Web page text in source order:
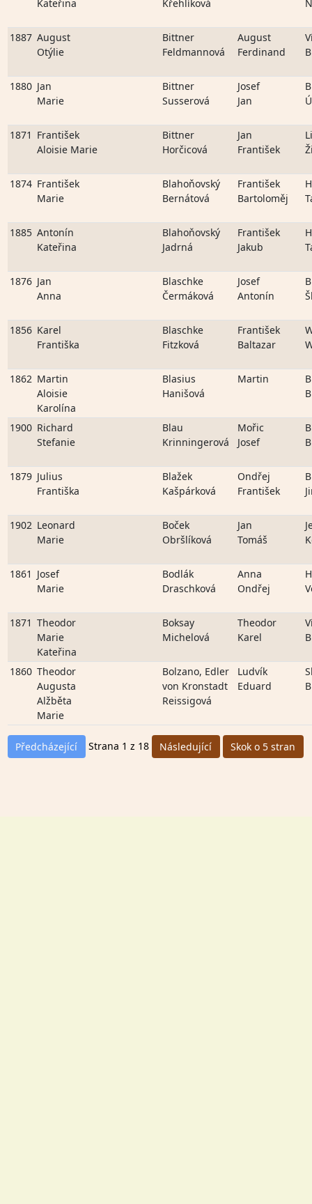
Kateřina Křehlíková
1887 August
Otýlie
Bittner
Feldmannová
August
Ferdinand
1880 Jan
Marie
Bittner
Susserová
Josef
Jan
1871 František
Aloisie Marie
Bittner
Horčicová
Jan
František
1874 František
Marie
Blahoňovský
Bernátová
František
Bartoloměj
1885 Antonín
Kateřina
Blahoňovský
Jadrná
František
Jakub
1876 Jan
Anna
Blaschke
Čermáková
Josef
Antonín
1856 Karel
Františka
Blaschke
Fitzková
František
Baltazar
1862 Martin
Aloisie
Karolína
Blasius
Hanišová
Martin
1900 Richard
Stefanie
Blau
Krinningerová
Mořic
Josef
1879 Julius
Františka
Blažek
Kašpárková
Ondřej
František
1902 Leonard
Marie
Boček
Obršlíková
Jan
Tomáš
1861 Josef
Marie
Bodlák
Draschková
Anna
Ondřej
1871 Theodor
Marie
Kateřina
Boksay
Michelová
Theodor
Karel
1860 Theodor
Augusta
Alžběta
Marie
Bolzano, Edler
von Kronstadt
Reissigová
Ludvík
Eduard
Předcházející Strana 1 z 18 Následující Skok o 5 stran